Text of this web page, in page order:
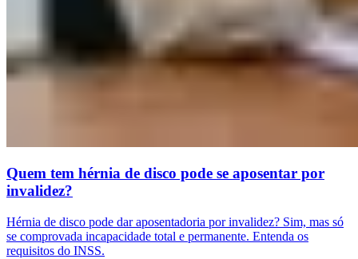
Quem tem hérnia de disco pode se aposentar por
invalidez?
Hérnia de disco pode dar aposentadoria por invalidez? Sim, mas só
se comprovada incapacidade total e permanente. Entenda os
requisitos do INSS.